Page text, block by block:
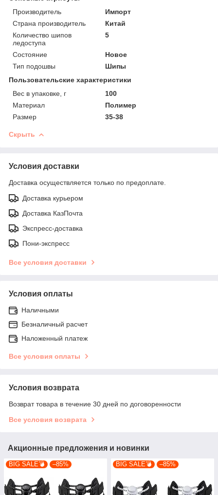
Производитель
Импорт
Страна производитель
Китай
Количество шипов
ледоступа
5
Состояние
Новое
Тип подошвы
Шипы
Пользовательские характеристики
Вес в упаковке, г
100
Материал
Полимер
Размер
35-38
Скрыть
Условия доставки
Доставка осуществляется только по предоплате.
Доставка курьером
Доставка КазПочта
Экспресс-доставка
Пони-экспресс
Все условия доставки
Условия оплаты
Наличными
Безналичный расчет
Наложенный платеж
Все условия оплаты
Условия возврата
Возврат товара в течение 30 дней по договоренности
Все условия возврата
Акционные предложения и новинки
BIG SALE💣 –85% BIG SALE💣 –85%